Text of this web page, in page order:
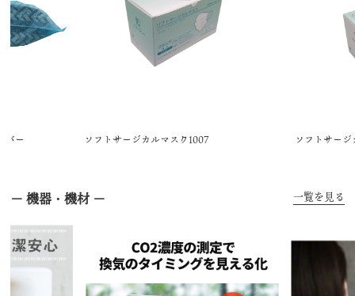
バー ソフトサージカルマスク1007 ソフトサー
－ 機器・機材 － 一覧を見る